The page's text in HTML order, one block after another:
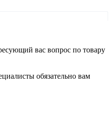
вас вопрос по товару
обязательно вам